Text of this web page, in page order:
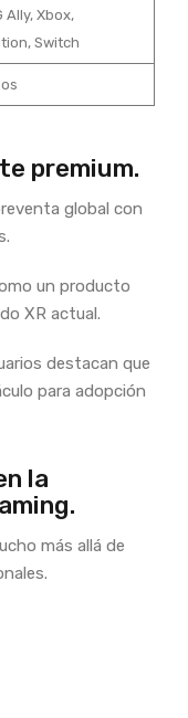
Ally, Xbox,
Switch
premium.
global con
un producto
XR actual.
destacan que
para adopción
la
más allá de